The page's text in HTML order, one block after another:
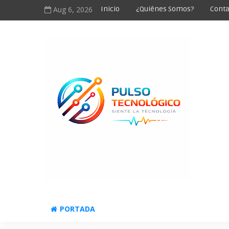
Aug 6, 2026 Inicio ¿Quiénes Somos?
PORTADA